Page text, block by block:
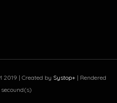
2019 | Created by Systop+ | Rendered
secound(s)